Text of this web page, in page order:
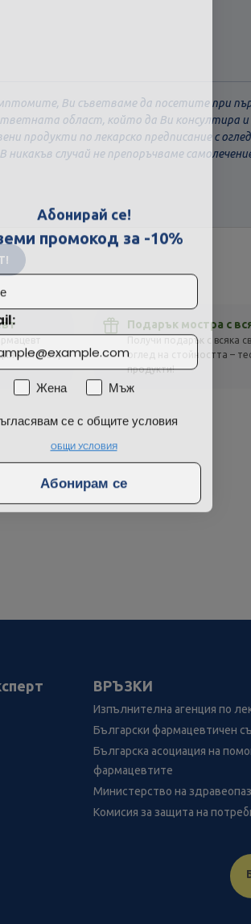
Ви съветваме да посетите при
област, който да Ви консултира
продукти по лекарско предписание с
случай не препоръчваме
с отговор
Подарък мостра с
Получи подарък с всяка
оглед на стойността –
продукти!
ВРЪЗКИ
Изпълнителна агенция по
Български фармацевтичен
Българска асоциация на
фармацевтите
Министерство на
Комисия за защита на
проблем с плащането
Намерих по-евтино
Абонирай се!
промокод за -10%
Пол Жена
Мъж
се с общите условия
се с общите условия
Абонирам се